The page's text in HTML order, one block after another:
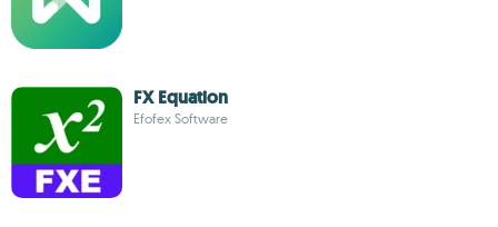
FX Equation
Efofex Software